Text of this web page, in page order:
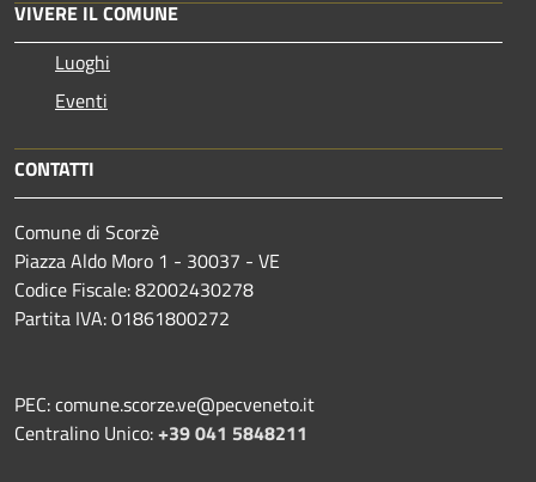
VIVERE IL COMUNE
Luoghi
Eventi
CONTATTI
Comune di Scorzè
Piazza Aldo Moro 1 - 30037 - VE
Codice Fiscale: 82002430278
Partita IVA: 01861800272
PEC: comune.scorze.ve@pecveneto.it
Centralino Unico:+39 041 5848211